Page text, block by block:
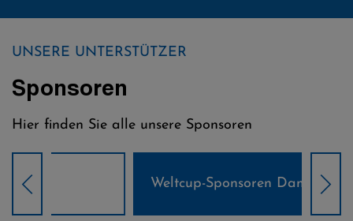
UNSERE UNTERSTÜTZER
Sponsoren
Hier finden Sie alle unsere Sponsoren
Weltcup-Sponsoren Damen